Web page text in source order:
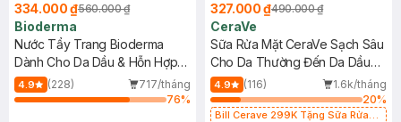
334.000 ₫560.000 ₫
Bioderma
Nước Tẩy Trang Bioderma
Dành Cho Da Dầu & Hỗn Hợp
500ml
4.9 (228)
717/tháng
76%
327.000 ₫490.000 ₫
CeraVe
Sữa Rửa Mặt CeraVe Sạch Sâu
Cho Da Thường Đến Da Dầu
473ml
4.9 (116)
1.6k/tháng
20%
Bill Cerave 299K Tặng Sữa Rửa